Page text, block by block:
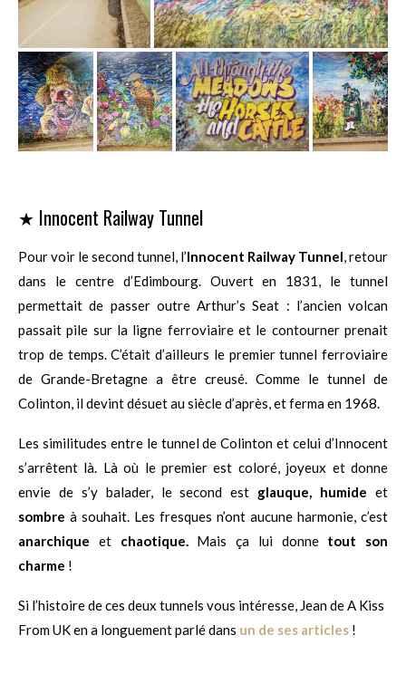
★ Innocent Railway Tunnel
Pour voir le second tunnel, l’Innocent Railway Tunnel, retour
dans le centre d’Edimbourg. Ouvert en 1831, le tunnel
permettait de passer outre Arthur’s Seat : l’ancien volcan
passait pile sur la ligne ferroviaire et le contourner prenait
trop de temps. C’était d’ailleurs le premier tunnel ferroviaire
de Grande-Bretagne a être creusé. Comme le tunnel de
Colinton, il devint désuet au siècle d’après, et ferma en 1968.
Les similitudes entre le tunnel de Colinton et celui d’Innocent
s’arrêtent là. Là où le premier est coloré, joyeux et donne
envie de s’y balader, le second est glauque, humide et
sombre à souhait. Les fresques n’ont aucune harmonie, c’est
anarchique et chaotique.Mais ça lui donne tout son
charme !
Si l’histoire de ces deux tunnels vous intéresse, Jean de A Kiss
From UK en a longuement parlé dans un de ses articles !